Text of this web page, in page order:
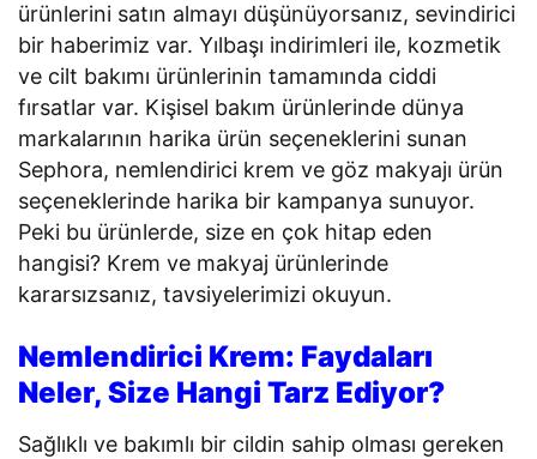
ürünlerini satın almayı düşünüyorsanız, sevindirici
bir haberimiz var. Yılbaşı indirimleri ile, kozmetik
ve cilt bakımı ürünlerinin tamamında ciddi
fırsatlar var. Kişisel bakım ürünlerinde dünya
markalarının harika ürün seçeneklerini sunan
Sephora, nemlendirici krem ve göz makyajı ürün
seçeneklerinde harika bir kampanya sunuyor.
Peki bu ürünlerde, size en çok hitap eden
hangisi? Krem ve makyaj ürünlerinde
kararsızsanız, tavsiyelerimizi okuyun.
Nemlendirici Krem: Faydaları
Neler, Size Hangi Tarz Ediyor?
Sağlıklı ve bakımlı bir cildin sahip olması gereken